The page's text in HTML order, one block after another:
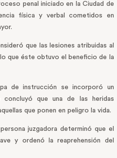
penal iniciado en la Ciudad de
física y verbal cometidos en
que las lesiones atribuidas al
que éste obtuvo el beneficio de la
de instrucción se incorporó un
concluyó que una de las heridas
que ponen en peligro la vida.
juzgadora determinó que el
y ordenó la reaprehensión del